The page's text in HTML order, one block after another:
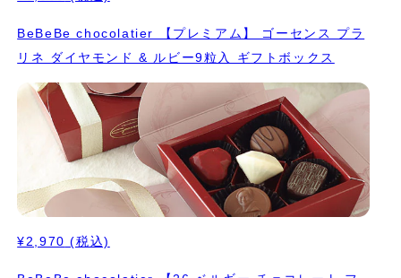
BeBeBe chocolatier 【プレミアム】 ゴーセンス プラ
リネ ダイヤモンド & ルビー9粒入 ギフトボックス
¥2,970 (税込)